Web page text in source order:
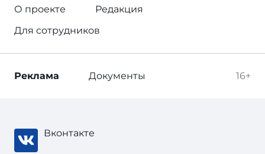
О проекте
Редакция
Для сотрудников
16+
Реклама Документы
Вконтакте